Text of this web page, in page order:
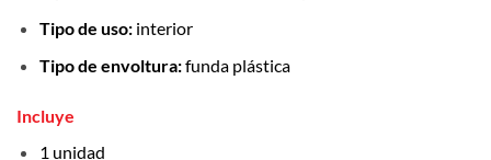
Tipo de uso:interior
Tipo de envoltura:funda plástica
Incluye
1 unidad